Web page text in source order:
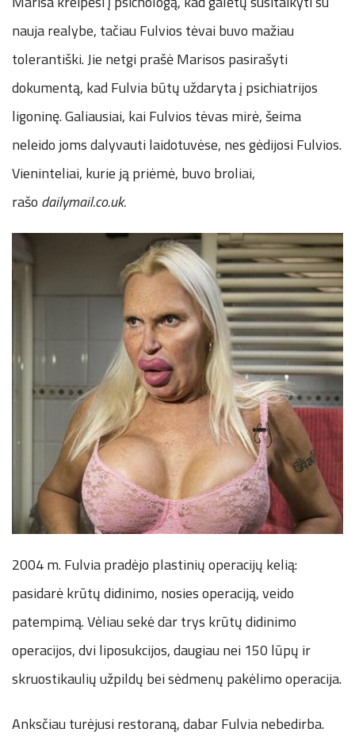
nauja realybe, tačiau Fulvios tėvai buvo mažiau
tolerantiški. Jie netgi prašė Marisos pasirašyti
dokumentą, kad Fulvia būtų uždaryta į psichiatrijos
ligoninę. Galiausiai, kai Fulvios tėvas mirė, šeima
neleido joms dalyvauti laidotuvėse, nes gėdijosi Fulvios.
Vieninteliai, kurie ją priėmė, buvo broliai,
rašo dailymail.co.uk.
2004 m. Fulvia pradėjo plastinių operacijų kelią:
pasidarė krūtų didinimo, nosies operaciją, veido
patempimą. Vėliau sekė dar trys krūtų didinimo
operacijos, dvi liposukcijos, daugiau nei 150 lūpų ir
skruostikaulių užpildų bei sėdmenų pakėlimo operacija.
Anksčiau turėjusi restoraną, dabar Fulvia nebedirba.